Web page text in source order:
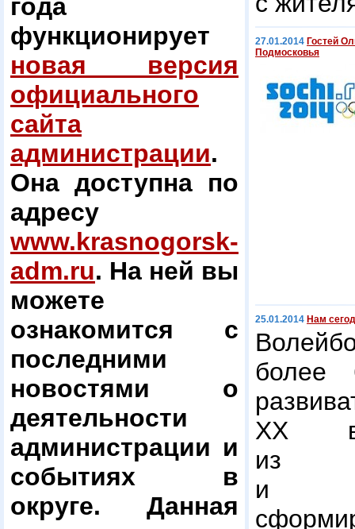
года
функционирует
новая версия
официального
сайта
администрации.
Она доступна по
адресу
www.krasnogorsk-
adm.ru. На ней вы
можете
ознакомится с
последними
новостями о
деятельности
администрации и
событиях в
округе. Данная
27.01.2014 Гостей
Подмосковья
25.01.2014 Нам
более
XX
из
и